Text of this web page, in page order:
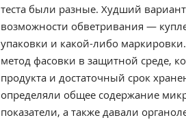
теста были разные. Худший
возможности обветривания —
упаковки и какой-либо
метод фасовки в защитной среде,
продукта и достаточный срок
определяли общее содержание
показатели, а также давали